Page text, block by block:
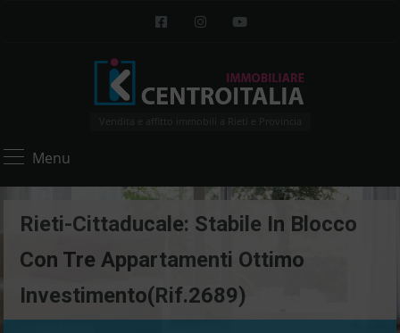
Vendita e affitto immobili a Rieti e Provincia
Menu
Rieti-Cittaducale: Stabile In Blocco
Con Tre Appartamenti Ottimo
Investimento(Rif.2689)